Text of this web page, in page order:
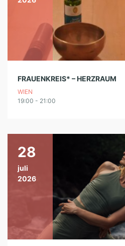
FRAUENKREIS* – HERZRAUM
WIEN
19:00 - 21:00
28
juli
2026